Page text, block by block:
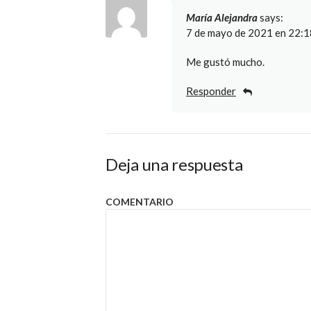
María Alejandrasays:
7 de mayo de 2021 en
Me gustó mucho.
Responder
Deja una respuesta
COMENTARIO